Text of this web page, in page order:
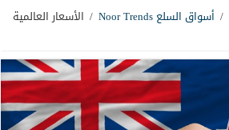
/ أسواق السلع Noor Trends / الأسعار العالمية